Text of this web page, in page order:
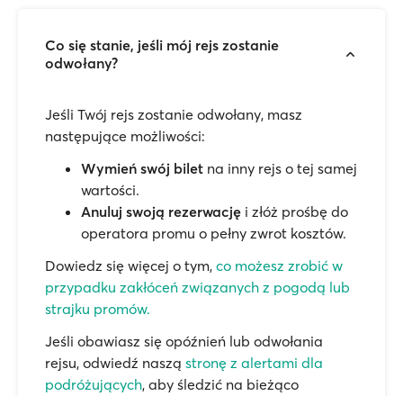
Co się stanie, jeśli mój rejs zostanie
odwołany?
Jeśli Twój rejs zostanie odwołany, masz
następujące możliwości:
Wymień swój bilet na inny rejs o tej samej
wartości.
Anuluj swoją rezerwację i złóż prośbę do
operatora promu o pełny zwrot kosztów.
Dowiedz się więcej o tym, co możesz zrobić w
przypadku zakłóceń związanych z pogodą lub
strajku promów.
Jeśli obawiasz się opóźnień lub odwołania
rejsu, odwiedź naszą stronę z alertami dla
podróżujących, aby śledzić na bieżąco